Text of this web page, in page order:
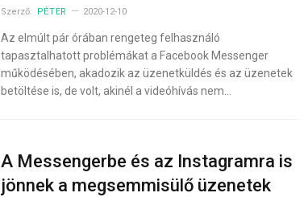
Szerző: PÉTER 2020-12-10
Az elmúlt pár órában rengeteg felhasználó
tapasztalhatott problémákat a Facebook Messenger
működésében, akadozik az üzenetküldés és az üzenetek
betöltése is, de volt, akinél a videóhívás nem…
A Messengerbe és az Instagramra is
jönnek a megsemmisülő üzenetek